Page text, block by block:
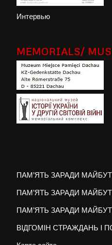
Интервью
MEMORIALS/
ПАМ’ЯТЬ ЗАРАДИ
ПАМ’ЯТЬ ЗАРАДИ
ПАМ’ЯТЬ ЗАРАДИ
ВІДГОМІН СТРАЖДАНЬ І